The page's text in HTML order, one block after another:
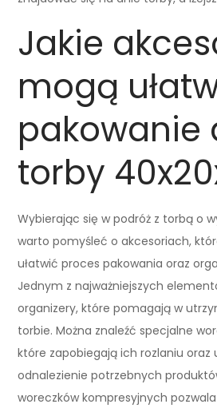
Jakie
mogą
pakowanie
torby
Wybierając się w podróż z torbą o
warto pomyśleć o akcesoriach,
ułatwić proces pakowania oraz
Jednym z najważniejszych
organizery, które pomagają w
torbie. Można znaleźć specjalne
które zapobiegają ich rozlaniu oraz
odnalezienie potrzebnych
woreczków kompresyjnych